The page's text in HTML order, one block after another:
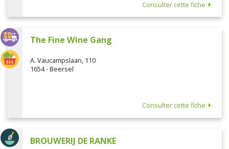
Consulter cette fiche
The Fine Wine Gang
A. Vaucampslaan, 110
1654 - Beersel
Consulter cette fiche
BROUWERIJ DE RANKE